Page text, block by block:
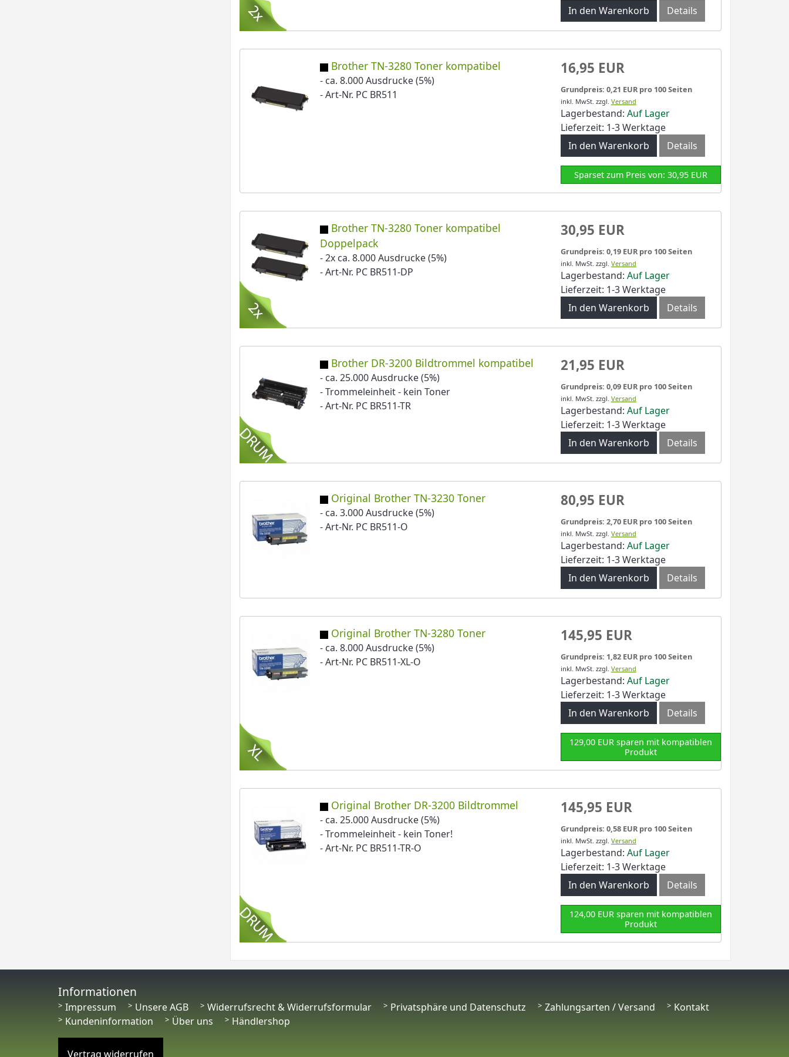
In den Warenkorb
Details
Brother TN-3280 Toner kompatibel
- ca. 8.000 Ausdrucke (5%)
- Art-Nr. PC BR511
16,95 EUR
Grundpreis: 0,21 EUR pro 100 Seiten
inkl. MwSt. zzgl. Versand
Lagerbestand: Auf Lager
Lieferzeit: 1-3 Werktage
In den Warenkorb
Details
Sparset zum Preis von: 30,95 EUR
Brother TN-3280 Toner kompatibel
Doppelpack
- 2x ca. 8.000 Ausdrucke (5%)
- Art-Nr. PC BR511-DP
30,95 EUR
Grundpreis: 0,19 EUR pro 100 Seiten
inkl. MwSt. zzgl. Versand
Lagerbestand: Auf Lager
Lieferzeit: 1-3 Werktage
In den Warenkorb
Details
Brother DR-3200 Bildtrommel kompatibel
- ca. 25.000 Ausdrucke (5%)
- Trommeleinheit - kein Toner
- Art-Nr. PC BR511-TR
21,95 EUR
Grundpreis: 0,09 EUR pro 100 Seiten
inkl. MwSt. zzgl. Versand
Lagerbestand: Auf Lager
Lieferzeit: 1-3 Werktage
In den Warenkorb
Details
Original Brother TN-3230 Toner
- ca. 3.000 Ausdrucke (5%)
- Art-Nr. PC BR511-O
80,95 EUR
Grundpreis: 2,70 EUR pro 100 Seiten
inkl. MwSt. zzgl. Versand
Lagerbestand: Auf Lager
Lieferzeit: 1-3 Werktage
In den Warenkorb
Details
Original Brother TN-3280 Toner
- ca. 8.000 Ausdrucke (5%)
- Art-Nr. PC BR511-XL-O
145,95 EUR
Grundpreis: 1,82 EUR pro 100 Seiten
inkl. MwSt. zzgl. Versand
Lagerbestand: Auf Lager
Lieferzeit: 1-3 Werktage
In den Warenkorb
Details
129,00 EUR sparen mit kompatiblen
Produkt
Original Brother DR-3200 Bildtrommel
- ca. 25.000 Ausdrucke (5%)
- Trommeleinheit - kein Toner!
- Art-Nr. PC BR511-TR-O
145,95 EUR
Grundpreis: 0,58 EUR pro 100 Seiten
inkl. MwSt. zzgl. Versand
Lagerbestand: Auf Lager
Lieferzeit: 1-3 Werktage
In den Warenkorb
Details
124,00 EUR sparen mit kompatiblen
Produkt
Informationen
Impressum Unsere AGB Widerrufsrecht & Widerrufsformular Privatsphäre und Datenschutz Zahlungsarten / Versand
Kontakt
Kundeninformation
Über uns Händlershop
Vertrag widerrufen